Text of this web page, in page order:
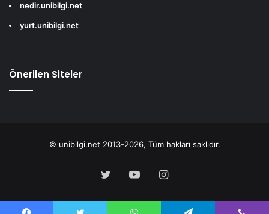
nedir.unibilgi.net
yurt.unibilgi.net
Önerilen Siteler
© unibilgi.net 2013-2026, Tüm hakları saklıdır.
Twitter YouTubeInstagram